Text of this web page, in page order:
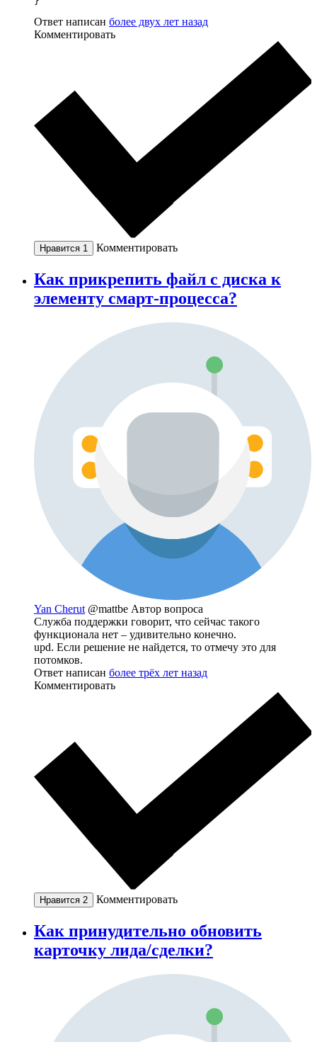
Ответ написан более двух лет назад
Комментировать
Нравится 1 Комментировать
Как прикрепить файл с диска к
элементу смарт-процесса?
Yan Cherut @mattbe Автор вопроса
Служба поддержки говорит, что сейчас такого
функционала нет – удивительно конечно.
upd. Если решение не найдется, то отмечу это для
потомков.
Ответ написан более трёх лет назад
Комментировать
Нравится 2 Комментировать
Как принудительно обновить
карточку лида/сделки?